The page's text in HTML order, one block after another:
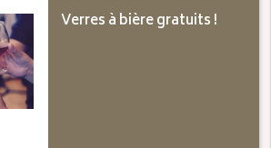
Verres à bière gratuits !